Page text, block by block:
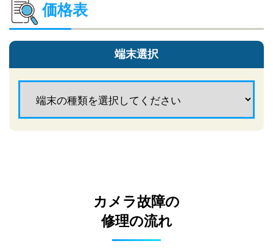
価格表
端末選択
カメラ故障の
修理の流れ